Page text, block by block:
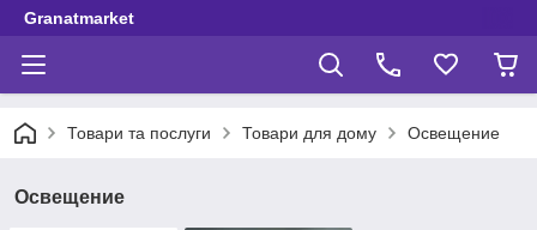
Granatmarket
Товари та послуги Товари для дому Освещение
Освещение